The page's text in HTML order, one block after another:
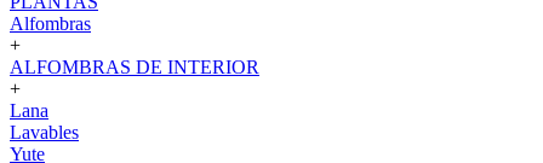
Alfombras
+
ALFOMBRAS DE INTERIOR
+
Lana
Lavables
Yute